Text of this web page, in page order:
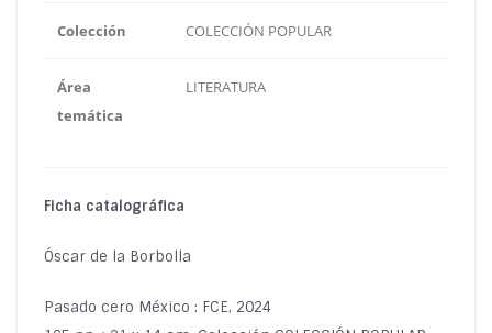
Colección COLECCIÓN POPULAR
Área
temática
LITERATURA
Ficha catalográfica
Óscar de la Borbolla
Pasado cero México : FCE, 2024